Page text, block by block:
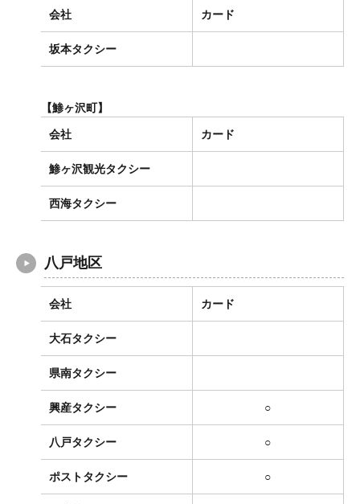
会社 カード
坂本タクシー
【鯵ヶ沢町】
会社 カード
鯵ヶ沢観光タクシー
西海タクシー
八戸地区
会社 カード
大石タクシー
県南タクシー
興産タクシー ○
八戸タクシー ○
ポストタクシー ○